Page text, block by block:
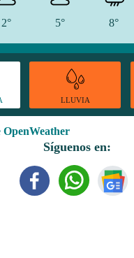
2° 5° 8°
LLUVIA
OpenWeather
Síguenos en: